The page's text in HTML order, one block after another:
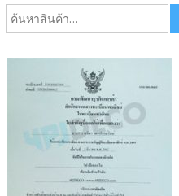
ค้นหา: